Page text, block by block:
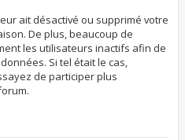
ait désactivé ou supprimé votre
De plus, beaucoup de
les utilisateurs inactifs afin de
Si tel était le cas,
de participer plus